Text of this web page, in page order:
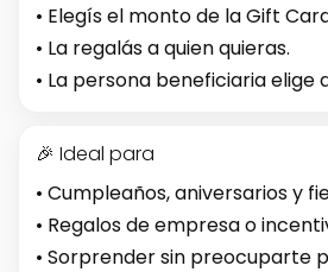
• Elegís el monto de la Gift
• La regalás a quien quieras.
• La persona beneficiaria elige
🎉 Ideal para
• Cumpleaños, aniversarios y
• Regalos de empresa o
• Sorprender sin preocuparte